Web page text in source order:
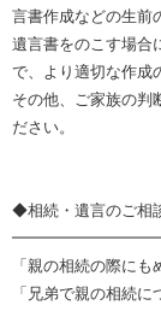
言書作成などの生前
遺言書をのこす場合
で、より適切な作成
その他、ご家族の判
ださい。
◆相続・遺言のご相
「親の相続の際にも
「兄弟で親の相続